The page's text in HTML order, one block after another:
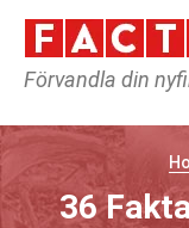
Förvandla din
36